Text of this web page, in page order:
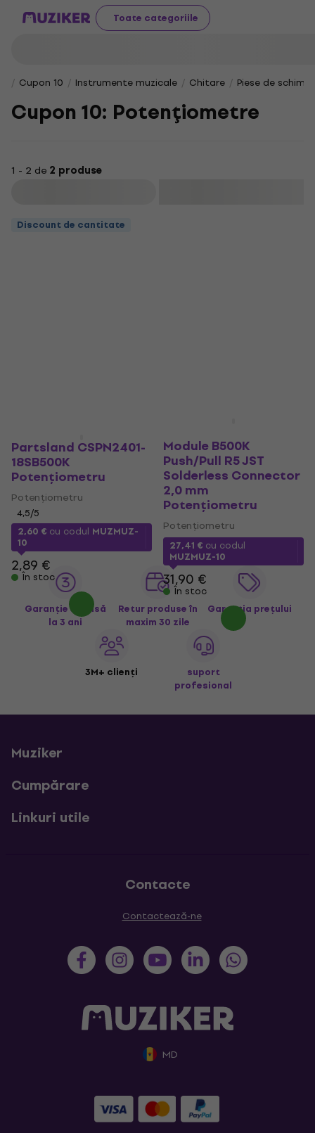
Toate categoriile
Cupon 10 Instrumente muzicale Chitare Piese de
Cupon 10: Potenţiometre
1 - 2 de 2 produse
Discount de cantitate
Partsland CSPN2401-
18SB500K
Potențiometru
Potențiometru
4,5/5
2,60 € cu codul MUZMUZ-
10
2,89 €
În stoc
Module B500K
Push/Pull R5 JST
Solderless Connector
2,0 mm
Potențiometru
Potențiometru
27,41 € cu codul
MUZMUZ-10
31,90 €
În stoc
Garanție extinsă
la 3 ani
Retur produse în
maxim 30 zile
Garanția prețului
3M+ clienți
suport
profesional
Muziker
Cumpărare
Linkuri utile
Contacte
Contactează-ne
MD